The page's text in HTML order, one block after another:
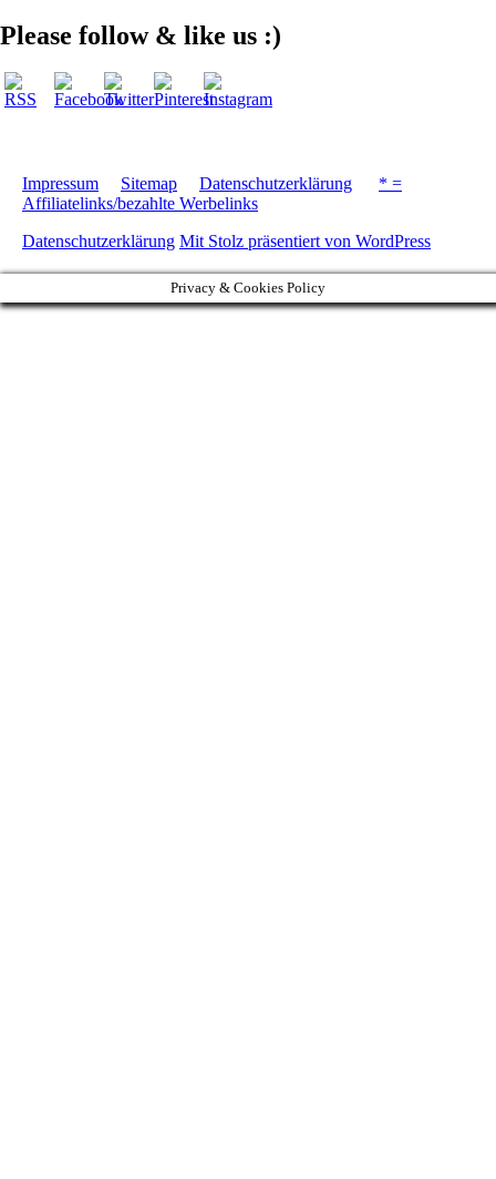
Please follow & like us :)
Impressum Sitemap Datenschutzerklärung
* =
Affiliatelinks/bezahlte Werbelinks
Datenschutzerklärung Mit Stolz präsentiert von WordPress
Privacy & Cookies Policy